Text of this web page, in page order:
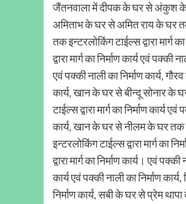
जैंतनवाला में दीपक के घर से अंकुश के घर
अमिताभ के घर से अमित राय के घर तक
तक इन्टरलोकिंग टाईल्स द्वारा मार्ग
द्वारा मार्ग का निर्माण कार्य एवं
एवं पक्की नाली का निर्माण कार्य,
कार्य, खान के घर से बीन्दू सोनार के
टाईल्स द्वारा मार्ग का निर्माण कार्य
कार्य, खान के घर से नीलम के घर तक
इन्टरलोकिंग टाईल्स द्वारा मार्ग का
द्वारा मार्ग का निर्माण कार्य। एवं
कार्य एवं पक्की नाली का निर्माण
निर्माण कार्य, सबी के घर से प्रेम थापा